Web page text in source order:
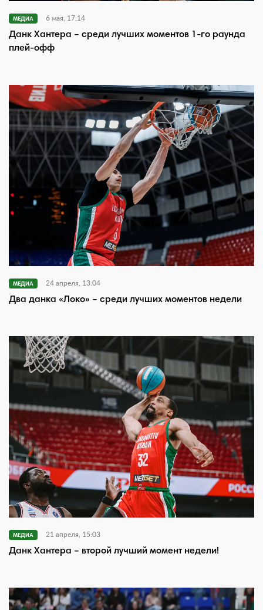
МЕДИА 6 мая, 17:14
Данк Хантера – среди лучших моментов 1-го раунда
плей-офф
МЕДИА 24 апреля, 13:04
Два данка «Локо» – среди лучших моментов недели
МЕДИА 21 апреля, 15:03
Данк Хантера – второй лучший момент недели!